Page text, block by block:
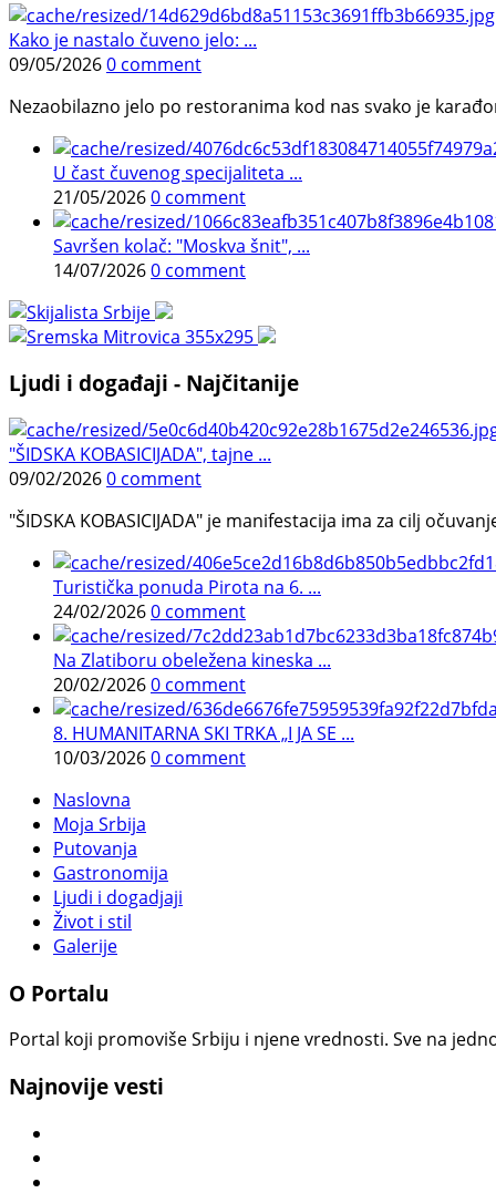
Kako je nastalo čuveno jelo: ...
09/05/20260 comment
Nezaobilazno jelo po restoranima kod nas svako je
U čast čuvenog specijaliteta ...
21/05/20260 comment
Savršen kolač: "Moskva šnit", ...
14/07/20260 comment
Ljudi i događaji - Najčitanije
"ŠIDSKA KOBASICIJADA", tajne ...
09/02/20260 comment
"ŠIDSKA KOBASICIJADA" je manifestacija ima za cilj
Turistička ponuda Pirota na 6. ...
24/02/20260 comment
Na Zlatiboru obeležena kineska ...
20/02/20260 comment
8. HUMANITARNA SKI TRKA „I JA SE ...
10/03/20260 comment
Naslovna
Moja Srbija
Putovanja
Gastronomija
Ljudi i dogadjaji
Život i stil
Galerije
O Portalu
Portal koji promoviše Srbiju i njene vrednosti. Sve na
Najnovije vesti